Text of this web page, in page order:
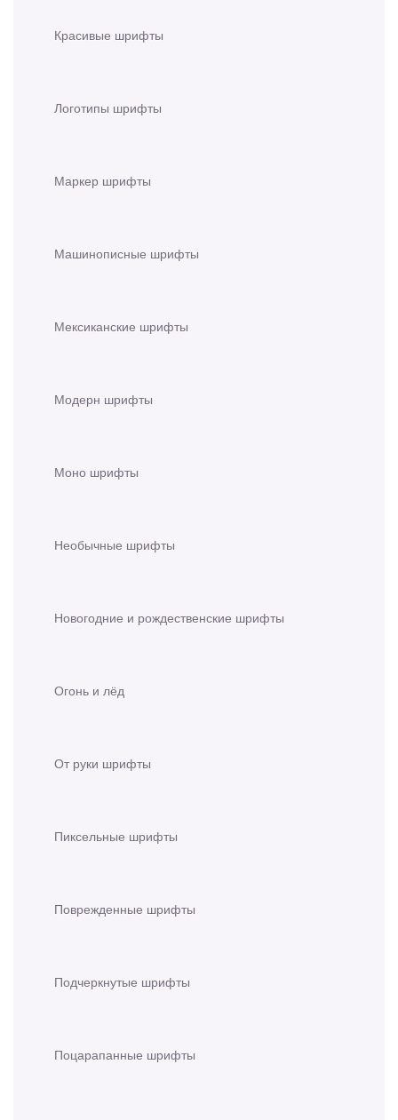
Красивые шрифты
Логотипы шрифты
Маркер шрифты
Машинописные шрифты
Мексиканские шрифты
Модерн шрифты
Моно шрифты
Необычные шрифты
Новогодние и рождественские шрифты
Огонь и лёд
От руки шрифты
Пиксельные шрифты
Поврежденные шрифты
Подчеркнутые шрифты
Поцарапанные шрифты